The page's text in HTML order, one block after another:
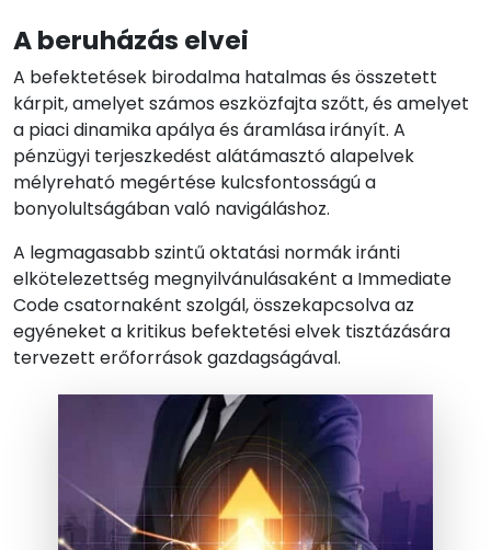
A beruházás elvei
A befektetések birodalma hatalmas és összetett
kárpit, amelyet számos eszközfajta szőtt, és amelyet
a piaci dinamika apálya és áramlása irányít. A
pénzügyi terjeszkedést alátámasztó alapelvek
mélyreható megértése kulcsfontosságú a
bonyolultságában való navigáláshoz.
A legmagasabb szintű oktatási normák iránti
elkötelezettség megnyilvánulásaként a Immediate
Code csatornaként szolgál, összekapcsolva az
egyéneket a kritikus befektetési elvek tisztázására
tervezett erőforrások gazdagságával.